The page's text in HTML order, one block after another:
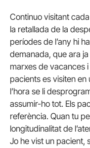
Continuo visitant
la retallada de la
períodes de l’any hi
demanada, que ara
marxes de vacances
pacients es visiten
l’hora se li
assumir-ho tot. Els
referència. Quan tu
longitudinalitat de
Jo he vist un pacient,